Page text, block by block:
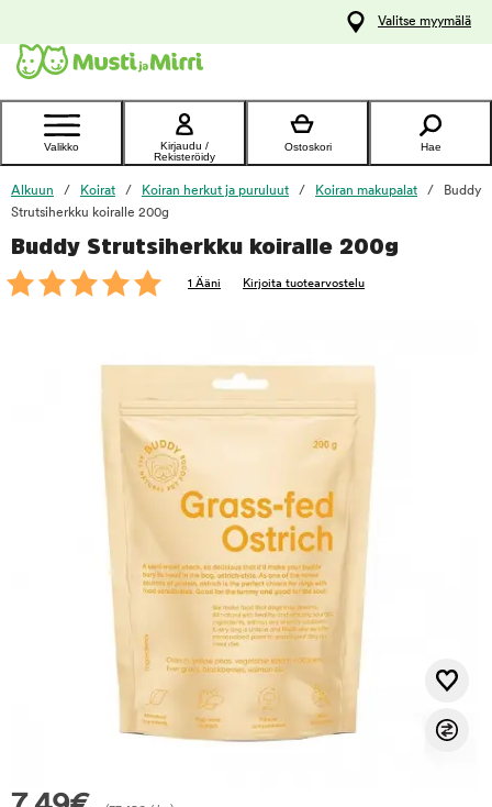
Ota yhteyttä
asiakaspalveluun
Valitse myymälä
Valikko
Kirjaudu /
Rekisteröidy
Ostoskori Hae
Alkuun Koirat Koiran herkut ja puruluut Koiran makupalat
Buddy
Strutsiherkku koiralle 200g
Buddy Strutsiherkku koiralle 200g
1 Ääni Kirjoita tuotearvostelu
foo